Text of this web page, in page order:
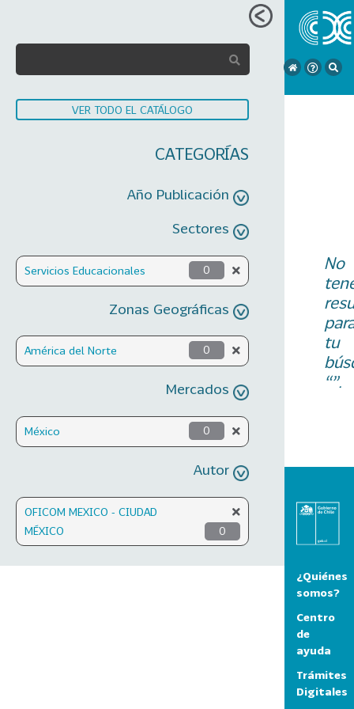
VER TODO EL CATÁLOGO
CATEGORÍAS
Año Publicación
Sectores
Servicios Educacionales 0
Zonas Geográficas
América del Norte 0
Mercados
México 0
Autor
OFICOM MEXICO - CIUDAD
MÉXICO
0
No
tu
“”.
¿Quiénes
somos?
Centro
de
ayuda
Trámites
Digitales